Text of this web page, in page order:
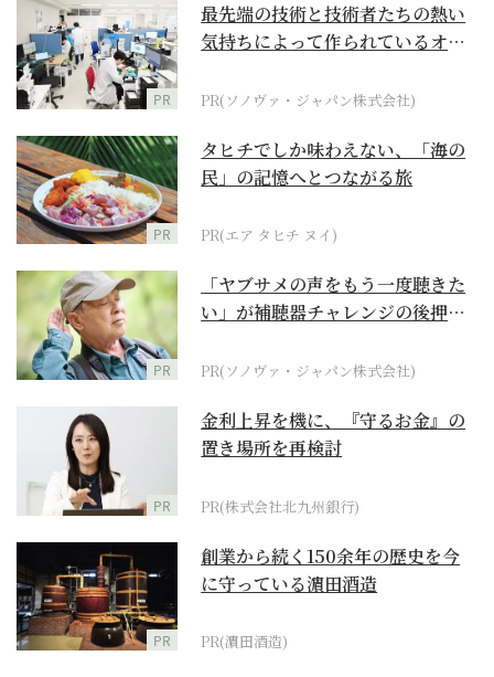
PR
最先端の技術と技術者たちの熱い
気持ちによって作られているオー
PR(ソノヴァ・ジャパン株式会社)
PR
タヒチでしか味わえない、「海の
民」の記憶へとつながる旅
PR(エア タヒチ ヌイ)
PR
「ヤブサメの声をもう一度聴きた
い」が補聴器チャレンジの後押し
PR(ソノヴァ・ジャパン株式会社)
PR
金利上昇を機に、『守るお金』の
置き場所を再検討
PR(株式会社北九州銀行)
PR
創業から続く150余年の歴史を今
に守っている濵田酒造
PR(濵田酒造)